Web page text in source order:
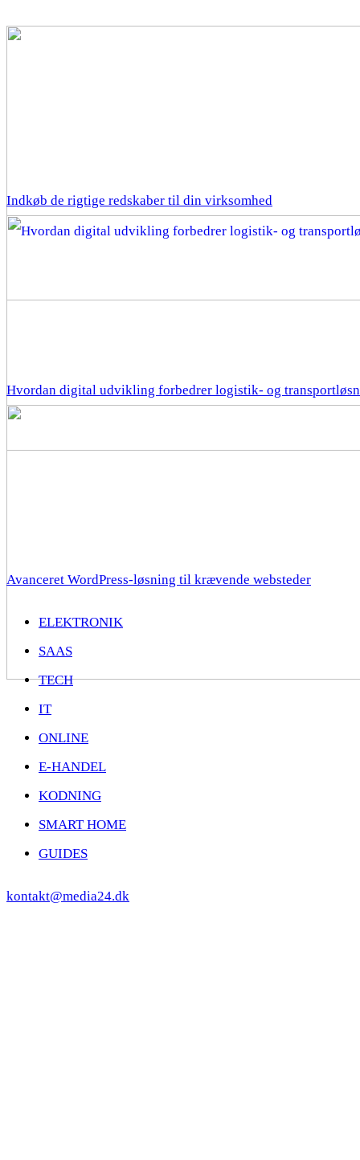
Indkøb de rigtige redskaber til din virksomhed
Hvordan digital udvikling forbedrer logistik- og
Avanceret WordPress-løsning til krævende websteder
ELEKTRONIK
SAAS
TECH
IT
ONLINE
E-HANDEL
KODNING
SMART HOME
GUIDES
kontakt@media24.dk